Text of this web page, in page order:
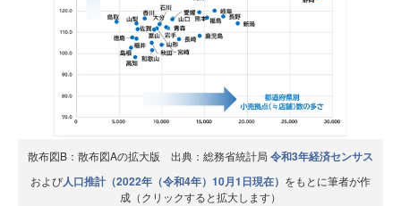
散布図B：散布図Aの拡大版 出典：総務省統計局 令和3年経済センサス
および人口推計（2022年（令和4年）10月1日現在） をもとに筆者が作
成（クリックすると拡大します）